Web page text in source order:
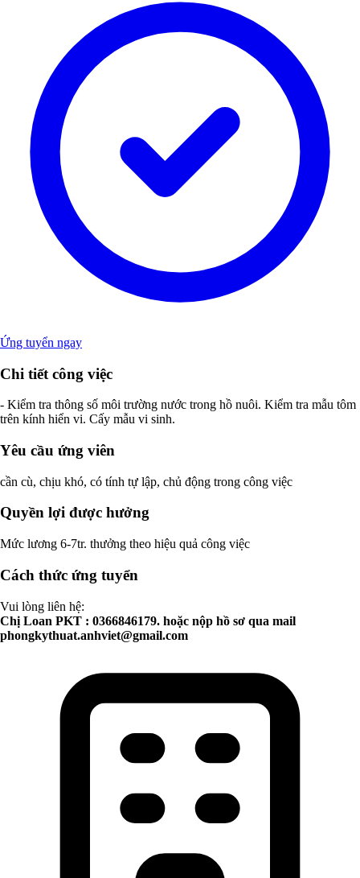
Ứng tuyển ngay
Chi tiết công việc
- Kiểm tra thông số môi trường nước trong hồ nuôi. Kiểm tra mẫu tôm
trên kính hiển vi. Cấy mẫu vi sinh.
Yêu cầu ứng viên
cần cù, chịu khó, có tính tự lập, chủ động trong công việc
Quyền lợi được hưởng
Mức lương 6-7tr. thưởng theo hiệu quả công việc
Cách thức ứng tuyển
Vui lòng liên hệ:
Chị Loan PKT : 0366846179. hoặc nộp hồ sơ qua mail
phongkythuat.anhviet@gmail.com